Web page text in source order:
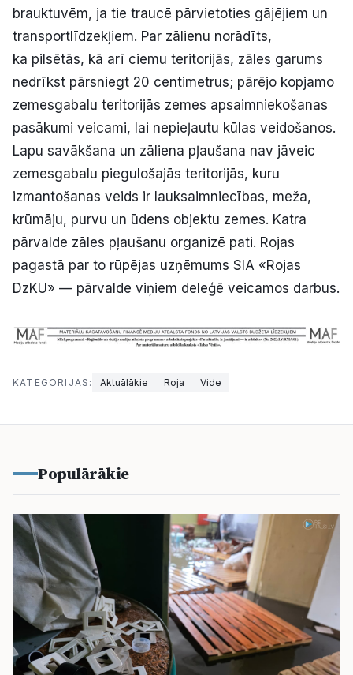
brauktuvēm, ja tie traucē pārvietoties gājējiem un
transportlīdzekļiem. Par zālienu norādīts,
ka pilsētās, kā arī ciemu teritorijās, zāles garums
nedrīkst pārsniegt 20 centimetrus; pārējo kopjamo
zemesgabalu teritorijās zemes apsaimniekošanas
pasākumi veicami, lai nepieļautu kūlas veidošanos.
Lapu savākšana un zāliena pļaušana nav jāveic
zemesgabalu piegulošajās teritorijās, kuru
izmantošanas veids ir lauksaimniecības, meža,
krūmāju, purvu un ūdens objektu zemes. Katra
pārvalde zāles pļaušanu organizē pati. Rojas
pagastā par to rūpējas uzņēmums SIA «Rojas
DzKU» — pārvalde viņiem deleģē veicamos darbus.
KATEGORIJAS: Aktuālākie Roja Vide
Populārākie